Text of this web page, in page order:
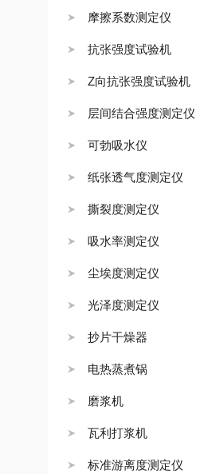
摩擦系数测定仪
抗张强度试验机
Z向抗张强度试验机
层间结合强度测定仪
可勃吸水仪
纸张透气度测定仪
撕裂度测定仪
吸水率测定仪
尘埃度测定仪
光泽度测定仪
抄片干燥器
电热蒸煮锅
磨浆机
瓦利打浆机
标准游离度测定仪